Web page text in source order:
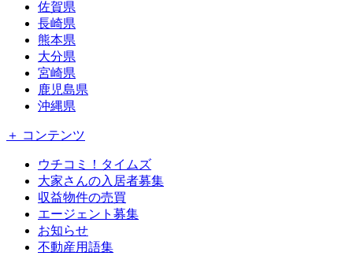
佐賀県
長崎県
熊本県
大分県
宮崎県
鹿児島県
沖縄県
＋ コンテンツ
ウチコミ！タイムズ
大家さんの入居者募集
収益物件の売買
エージェント募集
お知らせ
不動産用語集